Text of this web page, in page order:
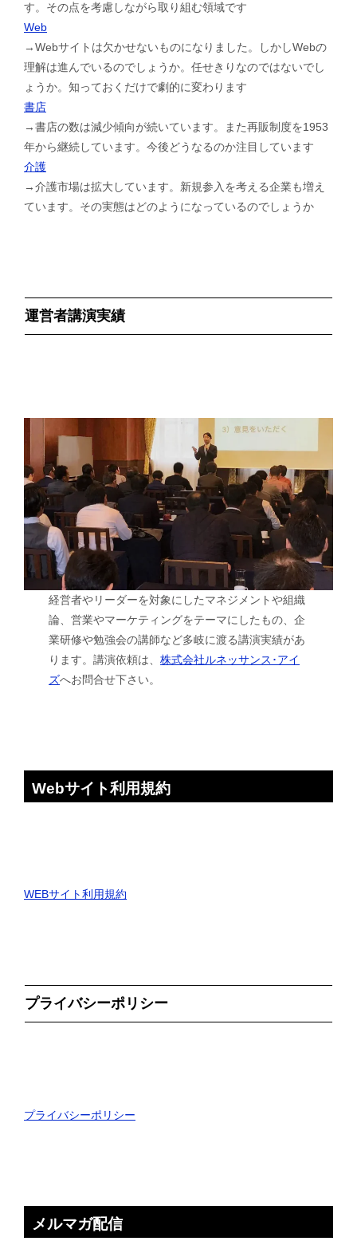
す。その点を考慮しながら取り組む領域です
Web
→Webサイトは欠かせないものになりました。しかしWebの
理解は進んでいるのでしょうか。任せきりなのではないでし
ょうか。知っておくだけで劇的に変わります
書店
→書店の数は減少傾向が続いています。また再販制度を1953
年から継続しています。今後どうなるのか注目しています
介護
→介護市場は拡大しています。新規参入を考える企業も増え
ています。その実態はどのようになっているのでしょうか
運営者講演実績
経営者やリーダーを対象にしたマネジメントや組織
論、営業やマーケティングをテーマにしたもの、企
業研修や勉強会の講師など多岐に渡る講演実績があ
ります。講演依頼は、株式会社ルネッサンス･アイ
ズへお問合せ下さい。
Webサイト利用規約
WEBサイト利用規約
プライバシーポリシー
プライバシーポリシー
メルマガ配信